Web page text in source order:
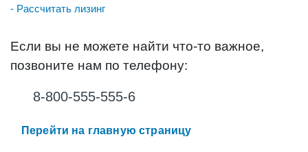
- Рассчитать лизинг
Если вы не можете найти что-то важное,
позвоните нам по телефону:
8-800-555-555-6
Перейти на главную страницу